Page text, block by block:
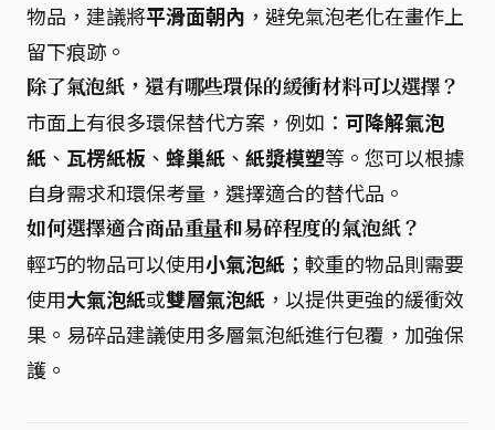
物品，建議將平滑面朝內 ，避免氣泡老化在畫作上
留下痕跡。
除了氣泡紙，還有哪些環保的緩衝材料可以選擇？
市面上有很多環保替代方案，例如： 可降解氣泡
紙 、 瓦楞紙板 、 蜂巢紙 、 紙漿模塑等。您可以根據
自身需求和環保考量，選擇適合的替代品。
如何選擇適合商品重量和易碎程度的氣泡紙？
輕巧的物品可以使用小氣泡紙 ；較重的物品則需要
使用大氣泡紙或雙層氣泡紙 ，以提供更強的緩衝效
果。易碎品建議使用多層氣泡紙進行包覆，加強保
護。